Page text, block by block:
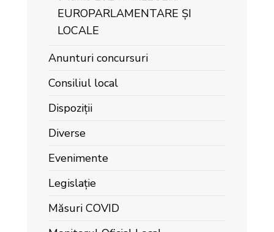
EUROPARLAMENTARE ȘI
LOCALE
Anunturi concursuri
Consiliul local
Dispoziții
Diverse
Evenimente
Legislație
Măsuri COVID